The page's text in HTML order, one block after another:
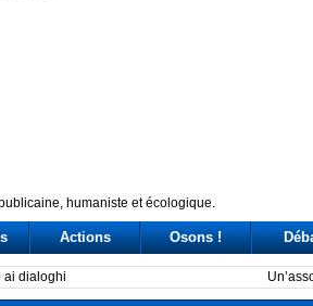
humaniste et écologique.
Actions Osons !
del Nord: la sfida dei governatori nella